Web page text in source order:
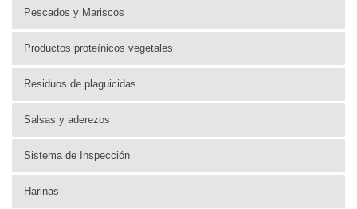
Pescados y Mariscos
Productos proteínicos vegetales
Residuos de plaguicidas
Salsas y aderezos
Sistema de Inspección
Harinas